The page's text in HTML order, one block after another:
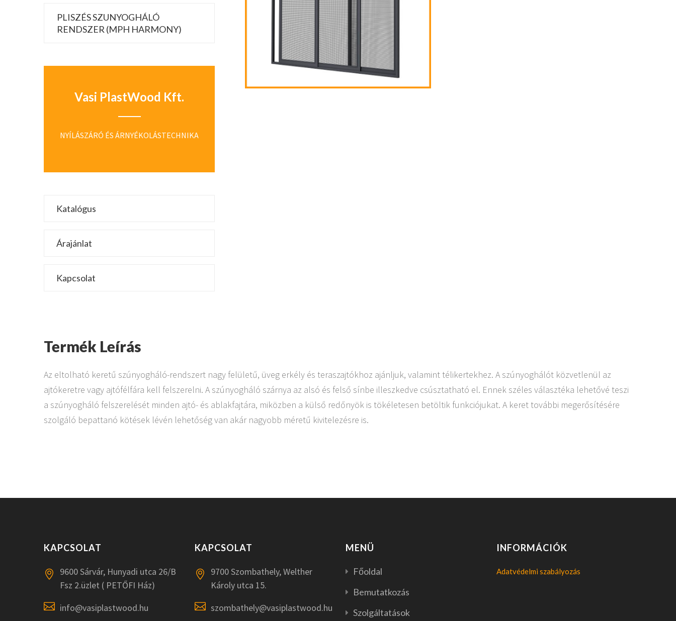
PLISZÉS SZUNYOGHÁLÓ
RENDSZER (MPH HARMONY)
Vasi PlastWood Kft.
NYÍLÁSZÁRÓ ÉS ÁRNYÉKOLÁSTECHNIKA
Katalógus
Árajánlat
Kapcsolat
Termék Leírás
Az eltolható keretű szúnyogháló-rendszert nagy felületű, üveg erkély és teraszajtókhoz ajánljuk, valamint télikertekhez. A szúnyoghálót közvetlenül az
ajtókeretre vagy ajtófélfára kell felszerelni. A szúnyogháló szárnya az alsó és felső sínbe illeszkedve csúsztatható el. Ennek széles választéka lehetővé teszi
a szúnyogháló felszerelését minden ajtó- és ablakfajtára, miközben a külső redőnyök is tökéletesen betöltik funkciójukat. A keret további megerősítésére
szolgáló bepattanó kötések lévén lehetőség van akár nagyobb méretű kivitelezésre is.
KAPCSOLAT
9600 Sárvár, Hunyadi utca 26/B
Fsz 2.üzlet ( PETŐFI Ház)
info@vasiplastwood.hu
KAPCSOLAT
9700 Szombathely, Welther
Károly utca 15.
szombathely@vasiplastwood.hu
MENÜ
Főoldal
Bemutatkozás
Szolgáltatások
INFORMÁCIÓK
Adatvédelmi szabályozás